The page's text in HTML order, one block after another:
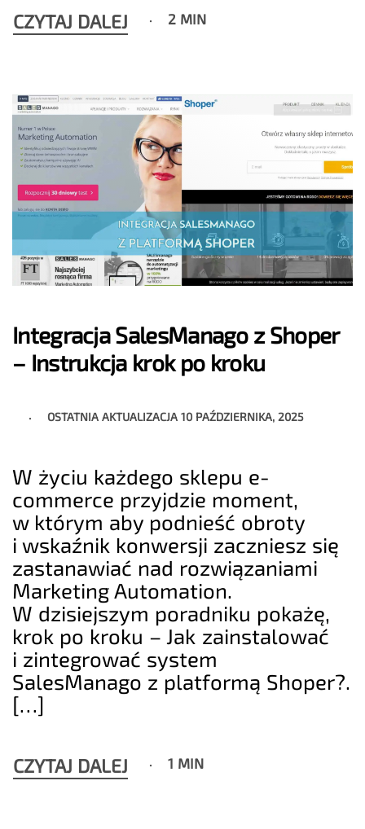
CZYTAJ DALEJ 2 MIN
Integracja SalesManago z Shoper
– Instrukcja krok po kroku
OSTATNIA AKTUALIZACJA10 PAŹDZIERNIKA, 2025
W życiu każdego sklepu e-
commerce przyjdzie moment,
w którym aby podnieść obroty
i wskaźnik konwersji zaczniesz się
zastanawiać nad rozwiązaniami
Marketing Automation.
W dzisiejszym poradniku pokażę,
krok po kroku – Jak zainstalować
i zintegrować system
SalesManago z platformą Shoper?.
[…]
CZYTAJ DALEJ 1 MIN